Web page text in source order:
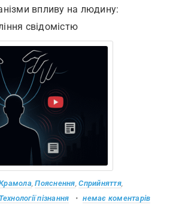
впливу на людину:
свідомістю
,Пояснення,Сприйняття,
Технології пізнання немає коментарів